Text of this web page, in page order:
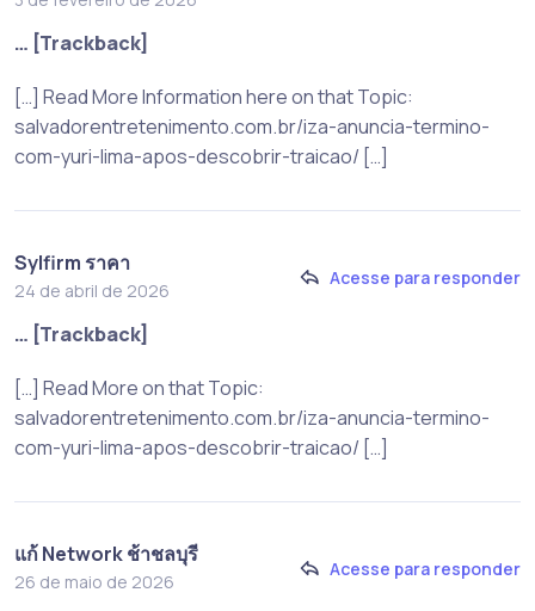
… [Trackback]
[…] Read More Information here on that Topic:
salvadorentretenimento.com.br/iza-anuncia-termino-
com-yuri-lima-apos-descobrir-traicao/ […]
Sylfirm ราคา
24 de abril de 2026
Acesse para responder
… [Trackback]
[…] Read More on that Topic:
salvadorentretenimento.com.br/iza-anuncia-termino-
com-yuri-lima-apos-descobrir-traicao/ […]
แก้ Network ช้าชลบุรี
26 de maio de 2026
Acesse para responder